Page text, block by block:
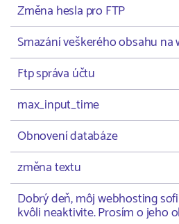
Změna hesla pro FTP
Smazání veškerého obsahu na
Ftp správa účtu
max_input_time
Obnovení databáze
změna textu
Dobrý deň, môj webhosting
kvôli neaktivite. Prosím o jeho